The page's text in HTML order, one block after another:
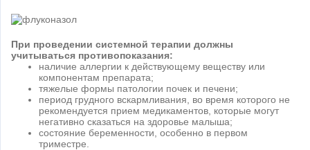
При проведении системной терапии должны
учитываться противопоказания:
наличие аллергии к действующему веществу или
компонентам препарата;
тяжелые формы патологии почек и печени;
период грудного вскармливания, во время которого не
рекомендуется прием медикаментов, которые могут
негативно сказаться на здоровье малыша;
состояние беременности, особенно в первом
триместре.